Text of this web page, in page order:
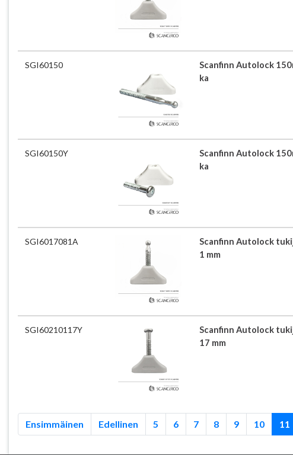
SGI60150
Scanfinn Autolock
ka
SGI60150Y
Scanfinn Autolock
ka
SGI6017081A
Scanfinn Autolock
1 mm
SGI60210117Y
Scanfinn Autolock
17 mm
Ensimmäinen Edellinen 5 6 7 8 9 10 11